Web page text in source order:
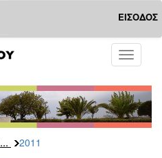
ΕΙΣΟΔΟΣ
Toggle
... 2011